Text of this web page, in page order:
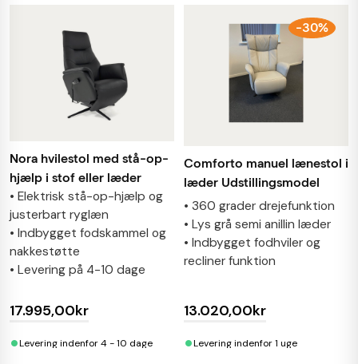
Nora hvilestol med stå-op-
hjælp i stof eller læder
• Elektrisk stå-op-hjælp og
justerbart ryglæn
• Indbygget fodskammel og
nakkestøtte
• Levering på 4-10 dage
17.995,00kr
•Levering indenfor 4 - 10 dage
-30%
Comforto manuel lænestol i
læder Udstillingsmodel
• 360 grader drejefunktion
• Lys grå semi anillin læder
• Indbygget fodhviler og
recliner funktion
13.020,00kr
•Levering indenfor 1 uge